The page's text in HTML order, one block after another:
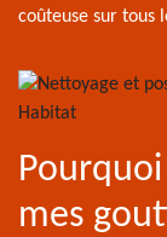
coûteuse sur tous
mes